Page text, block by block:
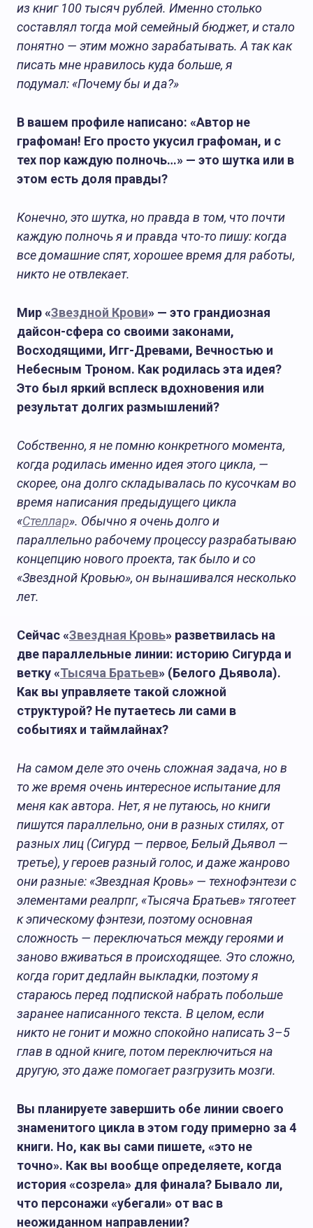
из книг 100 тысяч рублей. Именно столько
составлял тогда мой семейный бюджет, и стало
понятно — этим можно зарабатывать. А так как
писать мне нравилось куда больше, я
подумал: «Почему бы и да?»
В вашем профиле написано: «Автор не
графоман! Его просто укусил графоман, и с
тех пор каждую полночь…» — это шутка или в
этом есть доля правды?
Конечно, это шутка, но правда в том, что почти
каждую полночь я и правда что-то пишу: когда
все домашние спят, хорошее время для работы,
никто не отвлекает.
Мир «Звездной Крови» — это грандиозная
дайсон-сфера со своими законами,
Восходящими, Игг-Древами, Вечностью и
Небесным Троном. Как родилась эта идея?
Это был яркий всплеск вдохновения или
результат долгих размышлений?
Собственно, я не помню конкретного момента,
когда родилась именно идея этого цикла, —
скорее, она долго складывалась по кусочкам во
время написания предыдущего цикла
«Стеллар». Обычно я очень долго и
параллельно рабочему процессу разрабатываю
концепцию нового проекта, так было и со
«Звездной Кровью», он вынашивался несколько
лет.
Сейчас «Звездная Кровь» разветвилась на
две параллельные линии: историю Сигурда и
ветку «Тысяча Братьев» (Белого Дьявола).
Как вы управляете такой сложной
структурой? Не путаетесь ли сами в
событиях и таймлайнах?
На самом деле это очень сложная задача, но в
то же время очень интересное испытание для
меня как автора. Нет, я не путаюсь, но книги
пишутся параллельно, они в разных стилях, от
разных лиц (Сигурд — первое, Белый Дьявол —
третье), у героев разный голос, и даже жанрово
они разные: «Звездная Кровь» — технофэнтези с
элементами реалрпг, «Тысяча Братьев» тяготеет
к эпическому фэнтези, поэтому основная
сложность — переключаться между героями и
заново вживаться в происходящее. Это сложно,
когда горит дедлайн выкладки, поэтому я
стараюсь перед подпиской набрать побольше
заранее написанного текста. В целом, если
никто не гонит и можно спокойно написать 3–5
глав в одной книге, потом переключиться на
другую, это даже помогает разгрузить мозги.
Вы планируете завершить обе линии своего
знаменитого цикла в этом году примерно за 4
книги. Но, как вы сами пишете, «это не
точно». Как вы вообще определяете, когда
история «созрела» для финала? Бывало ли,
что персонажи «убегали» от вас в
неожиданном направлении?